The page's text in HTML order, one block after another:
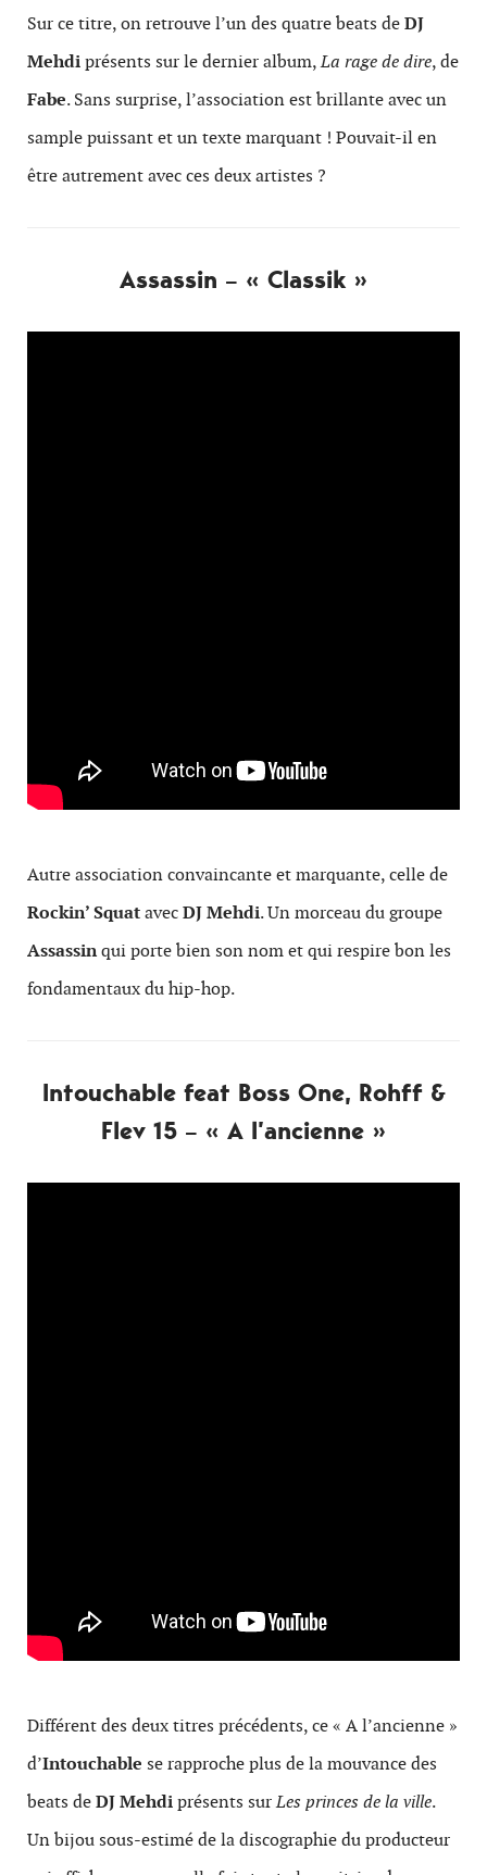
Sur ce titre, on retrouve l’un des quatre beats deDJ
Mehdiprésents sur le dernier album,La rage de dire, de
Fabe. Sans surprise, l’association est brillante avec un
sample puissant et un texte marquant ! Pouvait-il en
être autrement avec ces deux artistes ?
Assassin – « Classik »
Autre association convaincante et marquante, celle de
Rockin’ SquatavecDJ Mehdi. Un morceau du groupe
Assassinqui porte bien son nom et qui respire bon les
fondamentaux du hip-hop.
Intouchable feat Boss One, Rohff &
Flev 15 – « A l’ancienne »
Différent des deux titres précédents, ce « A l’ancienne »
d’Intouchable se rapproche plus de la mouvance des
beats deDJ Mehdiprésents surLes princes de la ville.
Un bijou sous-estimé de la discographie du producteur